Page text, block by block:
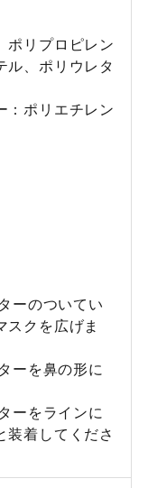
ポリプロピレン
ル、ポリウレタ
：ポリエチレン
ーのついてい
スクを広げま
ーを鼻の形に
ーをラインに
装着してくださ